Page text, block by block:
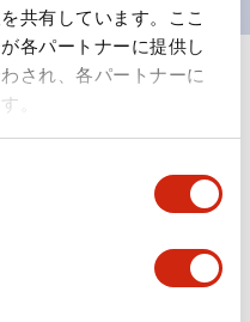
共有しています。ここ
各パートナーに提供し
され、各パートナーに
。